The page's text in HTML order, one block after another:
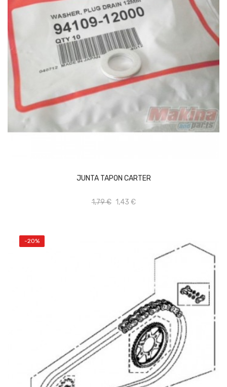
JUNTA TAPON CARTER
1,79 € 1,43 €
AÑADIR AL CARRITO
-20%